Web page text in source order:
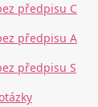
předpisu C
předpisu A
předpisu S